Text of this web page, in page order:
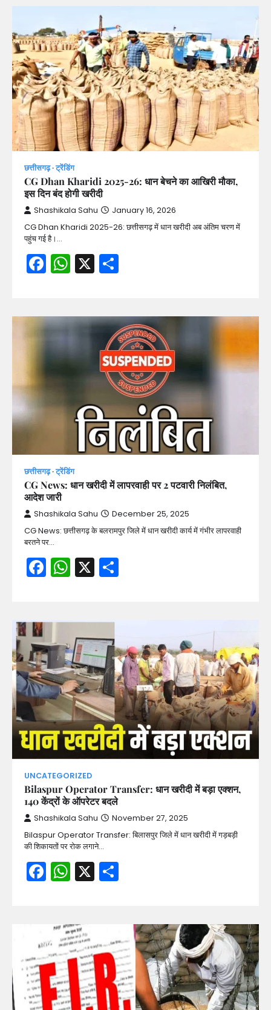
छत्तीसगढ़ ट्रेंडिंग
CG Dhan Kharidi 2025-26: धान बेचने का आखिरी मौका,
इस दिन बंद होगी खरीदी
Shashikala Sahu January 16, 2026
CG Dhan Kharidi 2025-26: छत्तीसगढ़ में धान खरीदी अब अंतिम चरण में
पहुंच गई है।…
Facebook
WhatsApp
X
छत्तीसगढ़ ट्रेंडिंग
CG News: धान खरीदी में लापरवाही पर 2 पटवारी निलंबित,
आदेश जारी
Shashikala Sahu December 25, 2025
CG News: छत्तीसगढ़ के बलरामपुर जिले में धान खरीदी कार्य में गंभीर लापरवाही
बरतने पर…
Facebook
WhatsApp
X
UNCATEGORIZED
Bilaspur Operator Transfer: धान खरीदी में बड़ा एक्शन,
140 केंद्रों के ऑपरेटर बदले
Shashikala Sahu November 27, 2025
Bilaspur Operator Transfer: बिलासपुर जिले में धान खरीदी में गड़बड़ी
की शिकायतों पर रोक लगाने…
Facebook
WhatsApp
X